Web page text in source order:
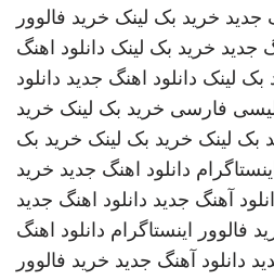
جدید خرید بک لینک خرید فالوور
جدید خرید بک لینک دانلود اهنگ
بک لینک دانلود اهنگ جدید دانلود
فارسی خرید بک لینک خرید
بک لینک خرید بک لینک خرید بک
اینستاگرام دانلود اهنگ جدید خرید
آهنگ جدید دانلود اهنگ جدید
فالوور اینستاگرام دانلود اهنگ
دانلود آهنگ جدید خرید فالوور